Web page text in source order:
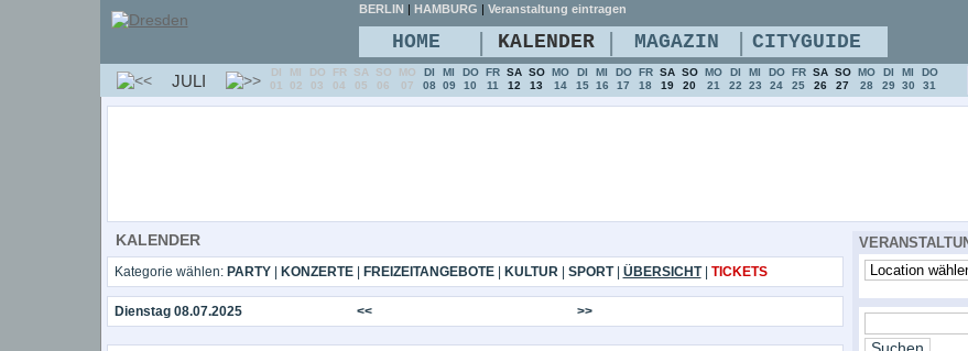
KALENDER
Kategorie wählen: PARTY| KONZERTE| FREIZEITANGEBOTE| KULTUR| SPORT| ÜBERSICHT| TICKETS
Dienstag 08.07.2025 << >>
BERLIN | HAMBURG | Veranstaltung eintragen
HOME | KALENDER | MAGAZIN | CITYGUIDE
JULI
DI
01
MI
02
DO
03
FR
04
SA
05
SO
06
MO
07
DI
08
MI
09
DO
10
FR
11
SA
12
SO
13
MO
14
DI
15
MI
16
DO
17
FR
18
SA
19
SO
20
MO
21
DI
22
MI
23
DO
24
FR
25
SA
26
SO
27
MO
28
DI
29
MI
30
DO
31